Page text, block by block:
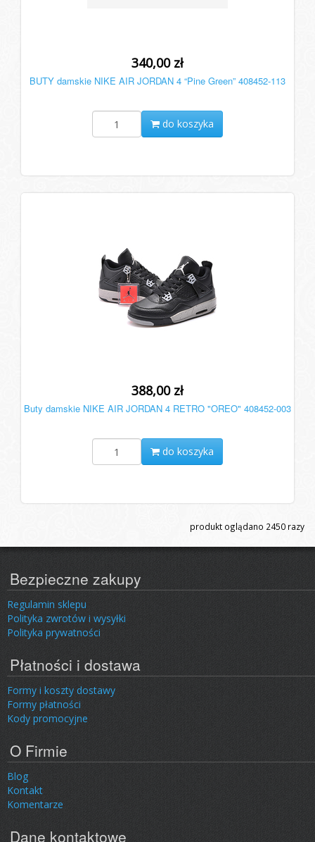
340,00 zł
BUTY damskie NIKE AIR JORDAN 4 “Pine Green” 408452-113
do koszyka
388,00 zł
Buty damskie NIKE AIR JORDAN 4 RETRO "OREO" 408452-003
do koszyka
produkt oglądano 2450 razy
Bezpieczne zakupy
Regulamin sklepu
Polityka zwrotów i wysyłki
Polityka prywatności
Płatności i dostawa
Formy i koszty dostawy
Formy płatności
Kody promocyjne
O Firmie
Blog
Kontakt
Komentarze
Dane kontaktowe